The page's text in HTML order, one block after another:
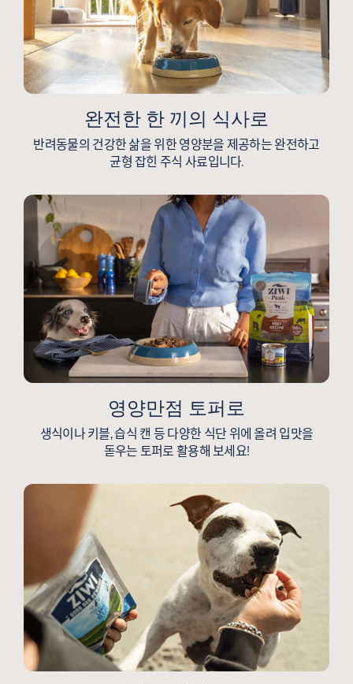
완전한 한 끼의 식사로
반려동물의 건강한 삶을 위한 영양분을 제공하는 완전하고
균형 잡힌 주식 사료입니다.
영양만점 토퍼로
생식이나 키블, 습식 캔 등 다양한 식단 위에 올려 입맛을
돋우는 토퍼로 활용해 보세요!